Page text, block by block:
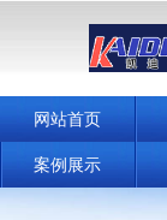
网站首页
案例展示